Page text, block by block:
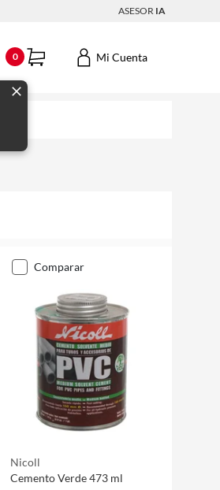
ASESOR IA
0 Mi Cuenta
comparar
Nicoll
Cemento Verde 473 ml